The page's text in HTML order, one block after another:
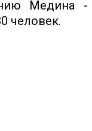
Медина
человек.